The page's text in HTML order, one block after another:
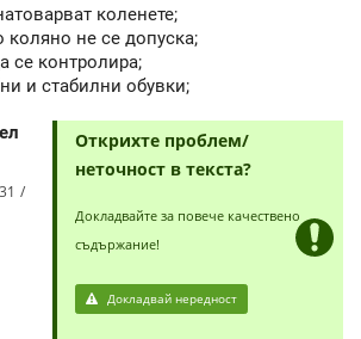
коленете;
не се допуска;
се контролира;
и стабилни обувки;
Открихте проблем/
неточност в текста?
Докладвайте за повече качествено
съдържание!
Докладвай нередност